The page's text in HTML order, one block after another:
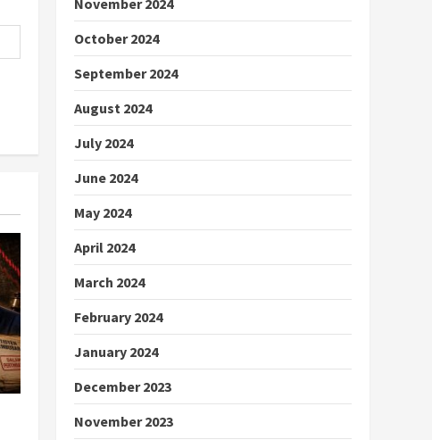
October 2024
September 2024
August 2024
July 2024
June 2024
May 2024
April 2024
March 2024
February 2024
January 2024
December 2023
November 2023